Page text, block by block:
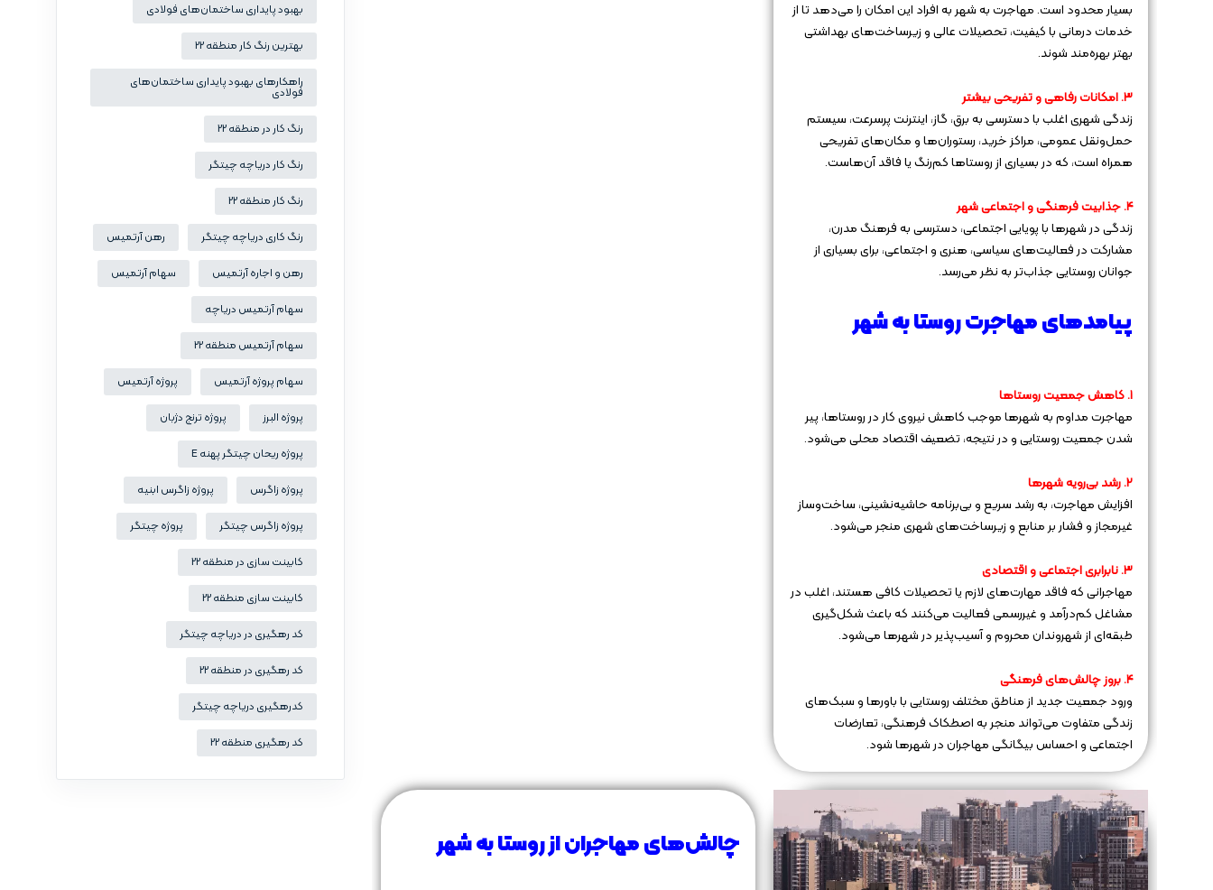
بسیار محدود است. مهاجرت به شهر به افراد این امکان را می‌دهد تا از
خدمات درمانی با کیفیت، تحصیلات عالی و زیرساخت‌های بهداشتی
بهتر بهره‌مند شوند.
۳. امکانات رفاهی و تفریحی بیشتر
زندگی شهری اغلب با دسترسی به برق، گاز، اینترنت پرسرعت، سیستم
حمل‌ونقل عمومی، مراکز خرید، رستوران‌ها و مکان‌های تفریحی
همراه است، که در بسیاری از روستاها کم‌رنگ یا فاقد آن‌هاست.
۴. جذابیت فرهنگی و اجتماعی شهر
زندگی در شهرها با پویایی اجتماعی، دسترسی به فرهنگ مدرن،
مشارکت در فعالیت‌های سیاسی، هنری و اجتماعی، برای بسیاری از
جوانان روستایی جذاب‌تر به نظر می‌رسد.
پیامدهای مهاجرت روستا به شهر
۱. کاهش جمعیت روستاها
مهاجرت مداوم به شهرها موجب کاهش نیروی کار در روستاها، پیر
شدن جمعیت روستایی و در نتیجه، تضعیف اقتصاد محلی می‌شود.
۲. رشد بی‌رویه شهرها
افزایش مهاجرت، به رشد سریع و بی‌برنامه حاشیه‌نشینی، ساخت‌وساز
غیرمجاز و فشار بر منابع و زیرساخت‌های شهری منجر می‌شود.
۳. نابرابری اجتماعی و اقتصادی
مهاجرانی که فاقد مهارت‌های لازم یا تحصیلات کافی هستند، اغلب در
مشاغل کم‌درآمد و غیررسمی فعالیت می‌کنند که باعث شکل‌گیری
طبقه‌ای از شهروندان محروم و آسیب‌پذیر در شهرها می‌شود.
۴. بروز چالش‌های فرهنگی
ورود جمعیت جدید از مناطق مختلف روستایی با باورها و سبک‌های
زندگی متفاوت می‌تواند منجر به اصطکاک فرهنگی، تعارضات
اجتماعی و احساس بیگانگی مهاجران در شهرها شود.
چالش‌های مهاجران از روستا به شهر
بهبود پایداری ساختمان‌های فولادی
بهترین رنگ کار منطقه 22
راهکارهای بهبود پایداری ساختمان‌های
فولادی
رنگ کار در منطقه 22
رنگ کار دریاچه چیتگر
رنگ کار منطقه 22
رنگ کاری دریاچه چیتگر رهن آرتمیس
رهن و اجاره آرتمیس سهام آرتمیس
سهام آرتمیس دریاچه
سهام آرتمیس منطقه 22
سهام پروژه آرتمیس پروژه آرتمیس
پروژه البرز پروژه ترنج دژبان
پروژه ریحان چیتگر پهنه E
پروژه زاگرس پروژه زاگرس ابنیه
پروژه زاگرس چیتگر پروژه چیتگر
کابینت سازی در منطقه 22
کابینت سازی منطقه 22
کد رهگیری در دریاچه چیتگر
کد رهگیری در منطقه 22
کدرهگیری دریاچه چیتگر
کد رهگیری منطقه 22